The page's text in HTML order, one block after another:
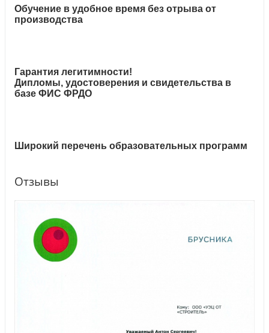
Обучение в удобное время без отрыва от
производства
Гарантия легитимности!
Дипломы, удостоверения и свидетельства в
базе ФИС ФРДО
Широкий перечень образовательных программ
Отзывы